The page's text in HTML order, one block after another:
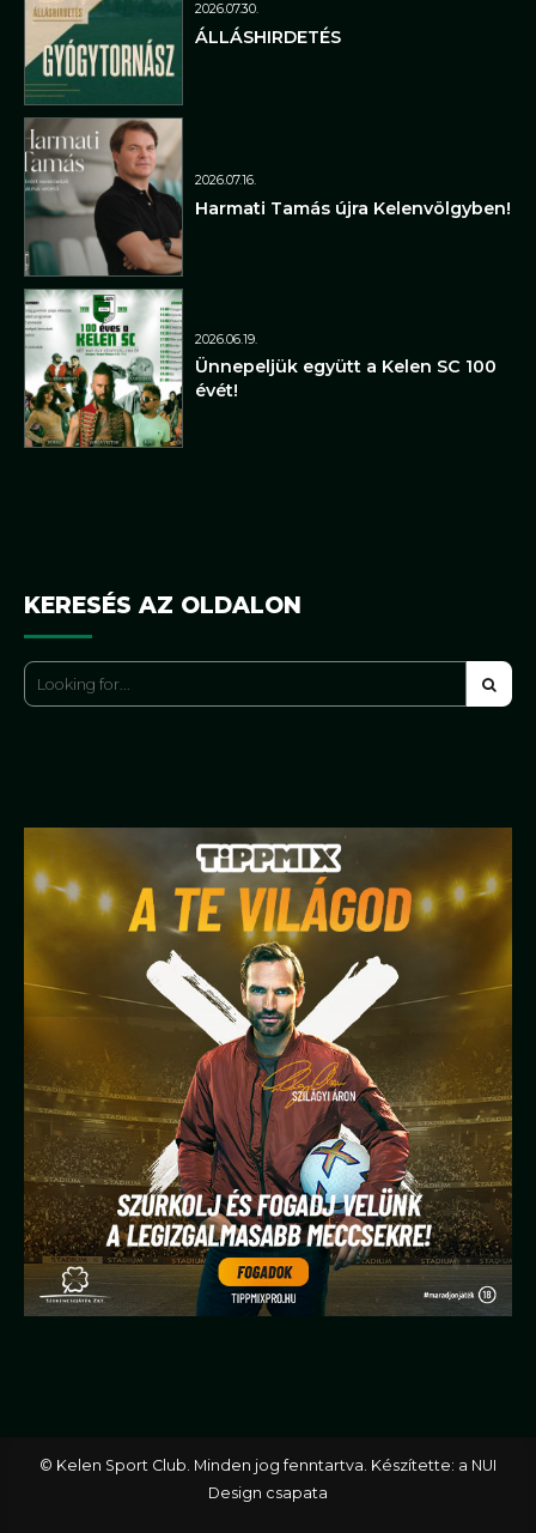
2026.07.30.
ÁLLÁSHIRDETÉS
2026.07.16.
Harmati Tamás újra Kelenvölgyben!
2026.06.19.
Ünnepeljük együtt a Kelen SC 100
évét!
KERESÉS AZ OLDALON
© Kelen Sport Club. Minden jog fenntartva. Készítette: a NUI
Design csapata